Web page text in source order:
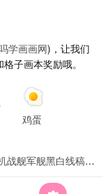
学画画网)，让我们
格子画本奖励哦。
鸡蛋
习完记得交作业赢取画笔画纸哦